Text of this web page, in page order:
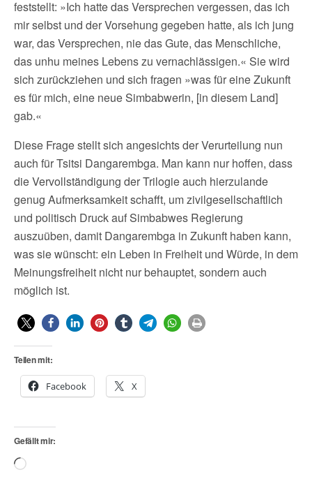
feststellt: »Ich hatte das Versprechen vergessen, das ich
mir selbst und der Vorsehung gegeben hatte, als ich jung
war, das Versprechen, nie das Gute, das Menschliche,
das unhu meines Lebens zu vernachlässigen.« Sie wird
sich zurückziehen und sich fragen »was für eine Zukunft
es für mich, eine neue Simbabwerin, [in diesem Land]
gab.«
Diese Frage stellt sich angesichts der Verurteilung nun
auch für Tsitsi Dangarembga. Man kann nur hoffen, dass
die Vervollständigung der Trilogie auch hierzulande
genug Aufmerksamkeit schafft, um zivilgesellschaftlich
und politisch Druck auf Simbabwes Regierung
auszuüben, damit Dangarembga in Zukunft haben kann,
was sie wünscht: ein Leben in Freiheit und Würde, in dem
Meinungsfreiheit nicht nur behauptet, sondern auch
möglich ist.
Teilen mit:
Facebook X
Gefällt mir:
Wird